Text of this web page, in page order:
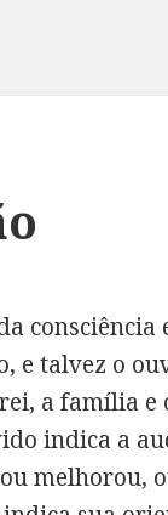
e talvez o
a família e
indica a
melhorou,